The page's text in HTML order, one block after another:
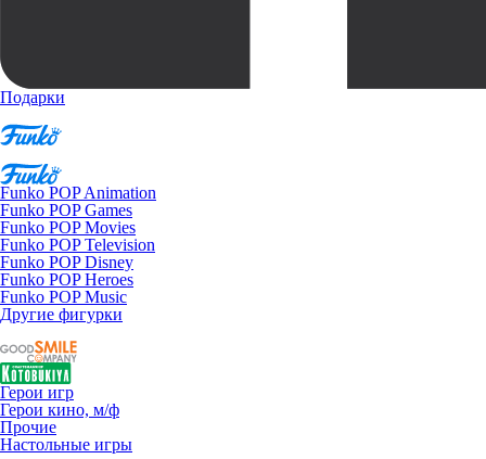
Подарки
Funko POP Animation
Funko POP Games
Funko POP Movies
Funko POP Television
Funko POP Disney
Funko POP Heroes
Funko POP Music
Другие фигурки
Герои игр
Герои кино, м/ф
Прочие
Настольные игры